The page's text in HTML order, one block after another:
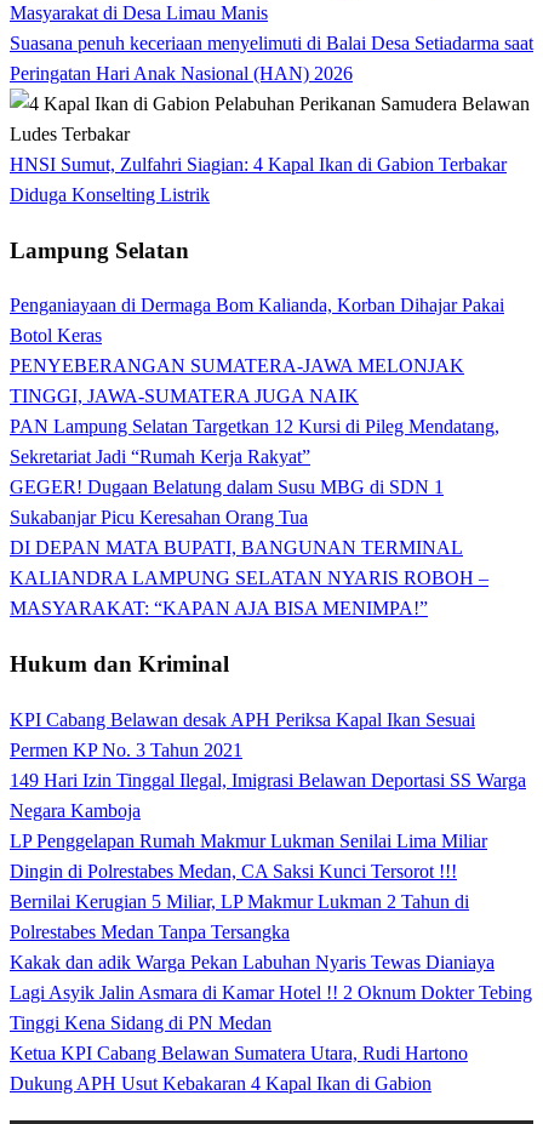
Masyarakat di Desa Limau Manis
Suasana penuh keceriaan menyelimuti di Balai Desa Setiadarma saat
Peringatan Hari Anak Nasional (HAN) 2026
HNSI Sumut, Zulfahri Siagian: 4 Kapal Ikan di Gabion Terbakar
Diduga Konselting Listrik
Lampung Selatan
Penganiayaan di Dermaga Bom Kalianda, Korban Dihajar Pakai
Botol Keras
PENYEBERANGAN SUMATERA-JAWA MELONJAK
TINGGI, JAWA-SUMATERA JUGA NAIK
PAN Lampung Selatan Targetkan 12 Kursi di Pileg Mendatang,
Sekretariat Jadi “Rumah Kerja Rakyat”
GEGER! Dugaan Belatung dalam Susu MBG di SDN 1
Sukabanjar Picu Keresahan Orang Tua
DI DEPAN MATA BUPATI, BANGUNAN TERMINAL
KALIANDRA LAMPUNG SELATAN NYARIS ROBOH –
MASYARAKAT: “KAPAN AJA BISA MENIMPA!”
Hukum dan Kriminal
KPI Cabang Belawan desak APH Periksa Kapal Ikan Sesuai
Permen KP No. 3 Tahun 2021
149 Hari Izin Tinggal Ilegal, Imigrasi Belawan Deportasi SS Warga
Negara Kamboja
LP Penggelapan Rumah Makmur Lukman Senilai Lima Miliar
Dingin di Polrestabes Medan, CA Saksi Kunci Tersorot !!!
Bernilai Kerugian 5 Miliar, LP Makmur Lukman 2 Tahun di
Polrestabes Medan Tanpa Tersangka
Kakak dan adik Warga Pekan Labuhan Nyaris Tewas Dianiaya
Lagi Asyik Jalin Asmara di Kamar Hotel !! 2 Oknum Dokter Tebing
Tinggi Kena Sidang di PN Medan
Ketua KPI Cabang Belawan Sumatera Utara, Rudi Hartono
Dukung APH Usut Kebakaran 4 Kapal Ikan di Gabion